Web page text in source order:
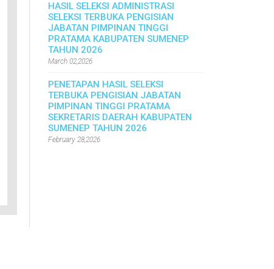
HASIL SELEKSI ADMINISTRASI
SELEKSI TERBUKA PENGISIAN
JABATAN PIMPINAN TINGGI
PRATAMA KABUPATEN SUMENEP
TAHUN 2026
March 02,2026
PENETAPAN HASIL SELEKSI
TERBUKA PENGISIAN JABATAN
PIMPINAN TINGGI PRATAMA
SEKRETARIS DAERAH KABUPATEN
SUMENEP TAHUN 2026
February 28,2026